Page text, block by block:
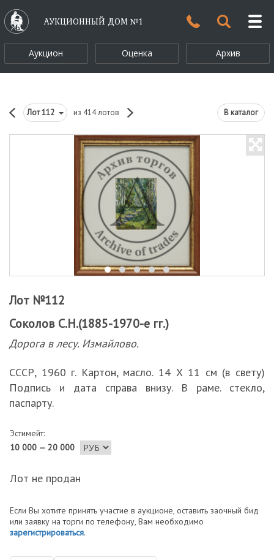
АУКЦИОННЫЙ ДОМ №1
Аукцион Оценка Архив
Лот112 из 414 лотов В каталог
Лот №112
Соколов С.Н.(1885-1970-е гг.)
Дорога в лесу. Измайлово.
СССР, 1960 г. Картон, масло. 14 Х 11 см (в свету)
Подпись и дата справа внизу. В раме. стекло,
паспарту.
Эстимейт:
10 000 — 20 000
Лот не продан
Если Вы хотите принять участие в аукционе, оставить заочный бид
или заявку на торги по телефону, Вам необходимо
зарегистрироваться.